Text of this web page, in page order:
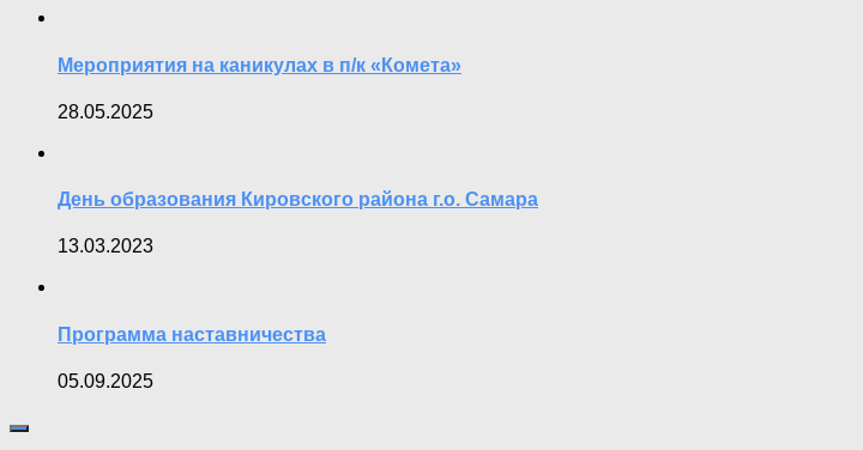
Мероприятия на каникулах в п/к «Комета»
28.05.2025
День образования Кировского района г.о. Самара
13.03.2023
Программа наставничества
05.09.2025